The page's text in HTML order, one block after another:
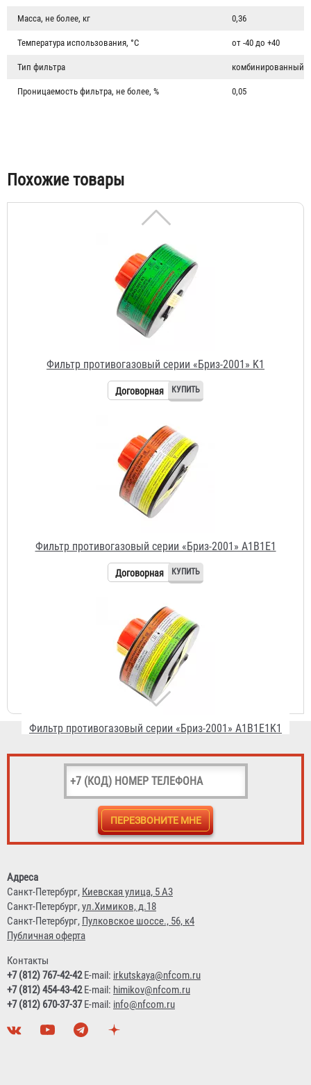
Масса, не более, кг 0,36
Температура использования, °С от -40 до +40
Тип фильтра комбинированный
Проницаемость фильтра, не более, % 0,05
Похожие товары
Фильтр противогазовый серии «Бриз-2001» A1
574 ₽
Фильтр противогазовый серии «Бриз-2001» K1
Договорная
Фильтр противогазовый серии «Бриз-2001» A1B1E1
Договорная
Фильтр противогазовый серии «Бриз-2001» A1B1E1K1
Договорная
Фильтр противогазовый серии «Бриз-2001» A2
Договорная
Адреса
Санкт-Петербург, Киевская улица, 5 А3
Санкт-Петербург,ул.Химиков, д.18
Санкт-Петербург, Пулковское шоссе., 56, к4
Публичная оферта
Контакты
+7 (812) 767-42-42E-mail: irkutskaya@nfcom.ru
+7 (812) 454-43-42E-mail: himikov@nfcom.ru
+7 (812) 670-37-37E-mail: info@nfcom.ru